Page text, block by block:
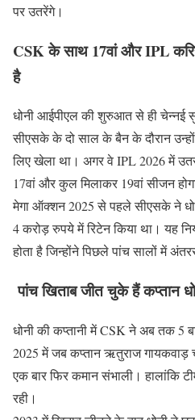
पर उतरेंगे।
CSK के साथ 17वां और IPL
है
धोनी आईपीएल की शुरुआत से ही चेन्नई
सीएसके के दो साल के बैन के दौरान
लिए खेला था। अगर वे IPL 2026 में
17वां और कुल मिलाकर 19वां सीजन
मेगा ऑक्शन 2025 से पहले सीएसके ने
4 करोड़ रुपये में रिटेन किया था। यह
होता है जिन्होंने पिछले पांच सालों में
पांच खिताब जीत चुके हैं कप्तान
धोनी की कप्तानी में CSK ने अब तक 5
2025 में जब कप्तान ऋतुराज गायकवाड़
एक बार फिर कमान संभाली। हालांकि
रही।